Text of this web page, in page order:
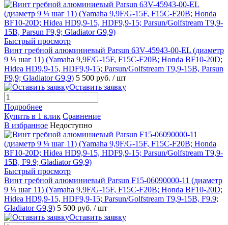
Быстрый просмотр
Винт гребной алюминиевый Parsun 63V-45943-00-EL (диаметр
9 ¼ шаг 11) (Yamaha 9,9F/G-15F, F15C-F20B; Honda BF10-20D;
Hidea HD9,9-15, HDF9,9-15; Parsun/Golfstream T9,9-15B, Parsun
F9,9; Gladiator G9,9) 5 500 руб. / шт
Оставить заявку
Подробнее
Купить в 1 клик Сравнение
В избранное Недоступно
Быстрый просмотр
Винт гребной алюминиевый Parsun F15-06090000-11 (диаметр
9 ¼ шаг 11) (Yamaha 9,9F/G-15F, F15C-F20B; Honda BF10-20D;
Hidea HD9,9-15, HDF9,9-15; Parsun/Golfstream T9,9-15B, F9.9;
Gladiator G9,9) 5 500 руб. / шт
Оставить заявку